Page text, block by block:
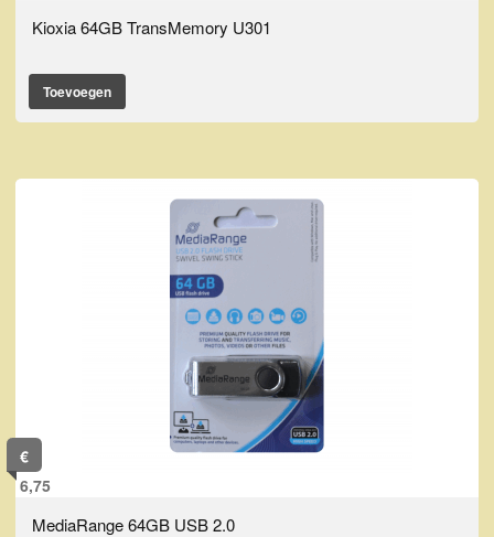
Kioxia 64GB TransMemory U301
Toevoegen
€
6,75
MediaRange 64GB USB 2.0